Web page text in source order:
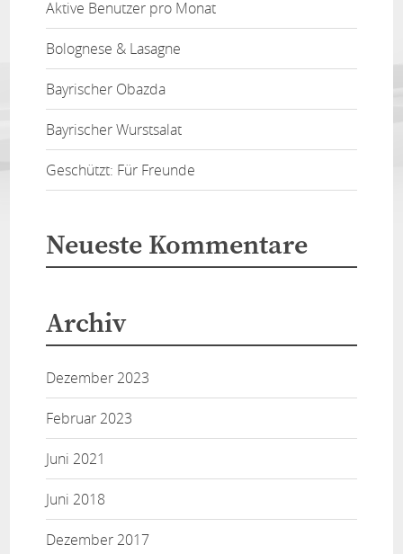
Aktive Benutzer pro Monat
Bolognese & Lasagne
Bayrischer Obazda
Bayrischer Wurstsalat
Geschützt: Für Freunde
Neueste Kommentare
Archiv
Dezember 2023
Februar 2023
Juni 2021
Juni 2018
Dezember 2017